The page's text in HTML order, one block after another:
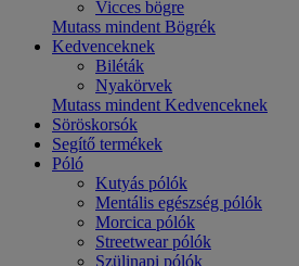
Vicces bögre
Mutass mindent Bögrék
Kedvenceknek
Biléták
Nyakörvek
Mutass mindent Kedvenceknek
Söröskorsók
Segítő termékek
Póló
Kutyás pólók
Mentális egészség pólók
Morcica pólók
Streetwear pólók
Szülinapi pólók